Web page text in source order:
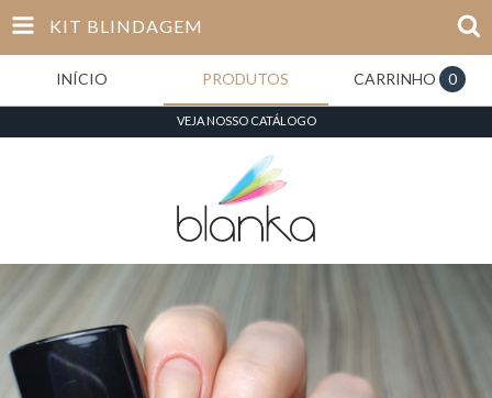
KIT BLINDAGEM
INÍCIO PRODUTOS CARRINHO 0
VEJA NOSSO CATÁLOGO